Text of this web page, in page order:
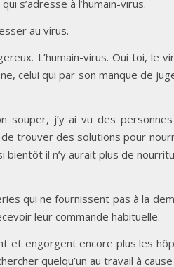
s’adresse à l’humain-virus.
au virus.
L’humain-virus. Oui toi, le
celui qui par son manque de
souper, j’y ai vu des
trouver des solutions pour
il n’y aurait plus de
qui ne fournissent pas à la
leur commande habituelle.
et engorgent encore plus les
quelqu’un au travail à cause